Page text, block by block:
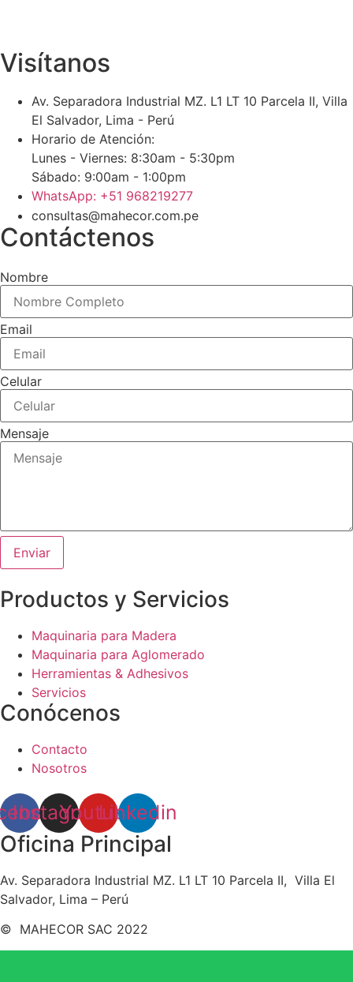
Visítanos
Av. Separadora Industrial MZ. L1 LT 10 Parcela II, Villa
El Salvador, Lima - Perú
Horario de Atención:
Lunes - Viernes: 8:30am - 5:30pm
Sábado: 9:00am - 1:00pm
WhatsApp: +51 968219277
consultas@mahecor.com.pe
Contáctenos
Nombre
Email
Celular
Mensaje
Enviar
Productos y Servicios
Maquinaria para Madera
Maquinaria para Aglomerado
Herramientas & Adhesivos
Servicios
Conócenos
Contacto
Nosotros
Instagram
YoutubeLinkedin
Oficina Principal
Av. Separadora Industrial MZ. L1 LT 10 Parcela II, Villa El
Salvador, Lima – Perú
© MAHECOR SAC 2022